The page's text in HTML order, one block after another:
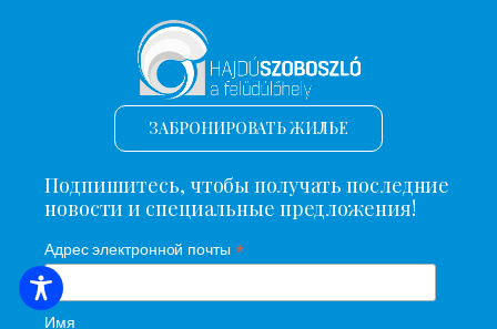
ПОИСК ЖИЛЬЯ
ЗАБРОНИРОВАТЬ ЖИЛЬЕ
Подпишитесь, чтобы получать последние
новости и специальные предложения!
Адрес электронной почты *
Имя